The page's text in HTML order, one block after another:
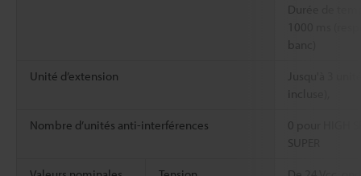
Durée de
banc)
Unité d’extension
Jusqu'à 3
Nombre d’unités anti-interférences
0 pour HIGH
SUPER